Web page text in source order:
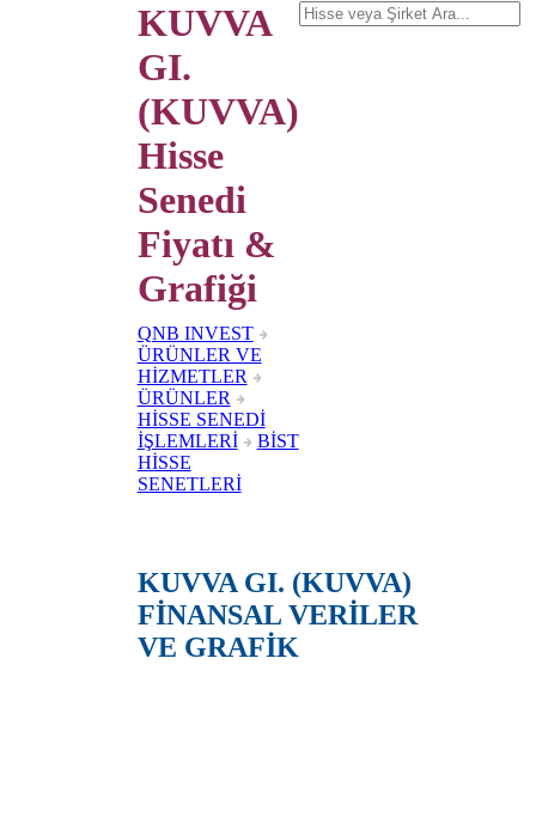
KUVVA
GI.
(KUVVA)
Hisse
Senedi
Fiyatı &
Grafiği
QNB INVEST
ÜRÜNLER VE
HİZMETLER
ÜRÜNLER
HİSSE SENEDİ
İŞLEMLERİ
BİST
HİSSE
SENETLERİ
KUVVA GI. (KUVVA)
FİNANSAL VERİLER
VE GRAFİK